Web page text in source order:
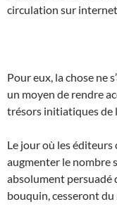
circulation sur internet.
Pour eux, la chose ne
un moyen de rendre
trésors initiatiques de
Le jour où les
augmenter le nombre
absolument persuadé
bouquin, cesseront du